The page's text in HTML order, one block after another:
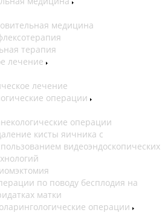
медицина
терапия
лечение
лечение
операции
операции
кисты яичника с
видеоэндоскопических
по поводу бесплодия на
матки
операции